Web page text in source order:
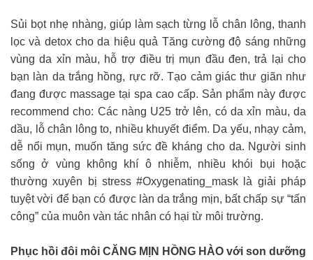
Sủi bọt nhẹ nhàng, giúp làm sạch từng lỗ chân lông, thanh
lọc và detox cho da hiệu quả Tăng cường độ sáng những
vùng da xỉn màu, hỗ trợ điều trị mụn đầu đen, trả lại cho
bạn làn da trắng hồng, rực rỡ. Tạo cảm giác thư giãn như
đang được massage tại spa cao cấp. Sản phẩm này được
recommend cho: Các nàng U25 trở lên, có da xỉn màu, da
dầu, lỗ chân lông to, nhiều khuyết điểm. Da yếu, nhạy cảm,
dễ nổi mụn, muốn tăng sức đề kháng cho da. Người sinh
sống ở vùng không khí ô nhiễm, nhiều khói bụi hoặc
thường xuyên bị stress #Oxygenating_mask là giải pháp
tuyệt vời để bạn có được làn da trắng mịn, bất chấp sự “tấn
công” của muôn vàn tác nhân có hại từ môi trường.
Phục hồi đôi môi CĂNG MỊN HỒNG HÀO với son dưỡng